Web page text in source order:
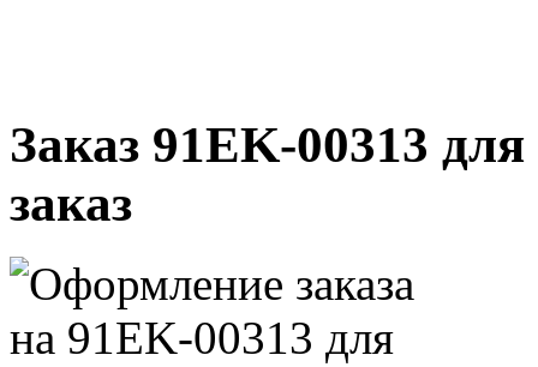
Заказ 91EK-00313
заказ